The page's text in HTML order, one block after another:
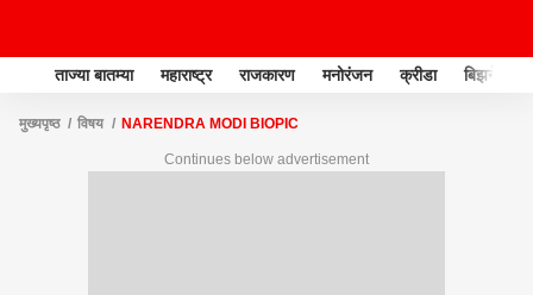
ताज्या बातम्या महाराष्ट्र राजकारण मनोरंजन क्रीडा बिझनेस
मुख्यपृष्ठ विषय NARENDRA MODI BIOPIC
Continues below advertisement